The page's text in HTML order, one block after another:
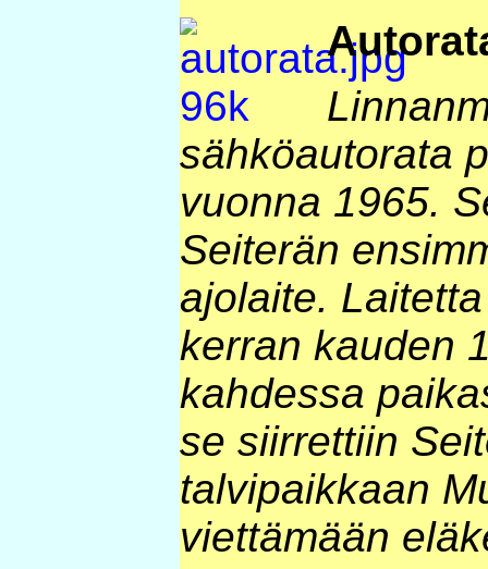
sähköautorata
vuonna 1965.
Seiterän
ajolaite.
kerran kauden
kahdessa
se siirrettiin
talvipaikkaan
viettämään